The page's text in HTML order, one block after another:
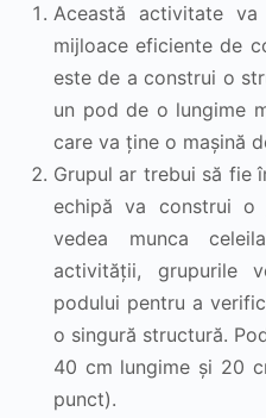
Această activitate
mijloace eficiente de
este de a construi o
un pod de o lungime
care va ține o mașină
Grupul ar trebui să fie
echipă va construi
vedea munca
activității, grupurile
podului pentru a
o singură structură.
40 cm lungime și 20
punct).